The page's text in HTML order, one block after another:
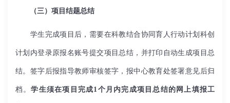
（三）项目结题总结
学生完成项目后，需要在科教结合协同育人行动计划科创
计划内登录原报名账号提交项目总结，并打印自动生成项目总
结。签字后报指导教师审核签字，报中心教育处签署意见后归
档。学生须在项目完成1 个月内完成项目总结的网上填报工